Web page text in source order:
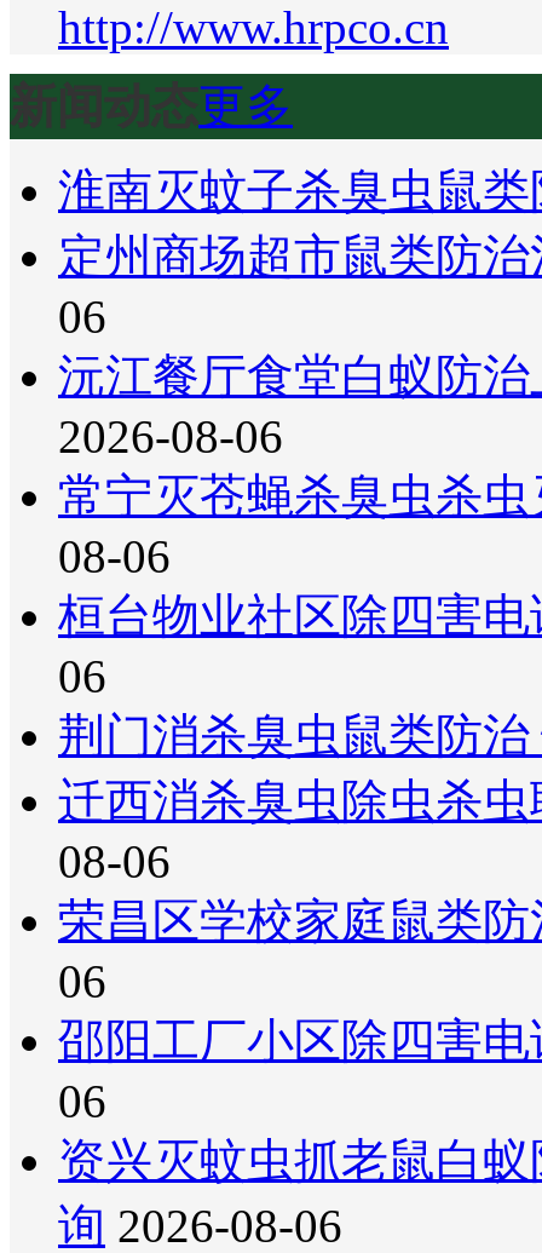
http://www.hrpco.cn
新闻动态更多
淮南灭蚊子杀臭虫鼠
定州商场超市鼠类防
06
沅江餐厅食堂白蚁防
2026-08-06
常宁灭苍蝇杀臭虫杀
08-06
桓台物业社区除四害
06
荆门消杀臭虫鼠类防
迁西消杀臭虫除虫杀
08-06
荣昌区学校家庭鼠类
06
邵阳工厂小区除四害
06
资兴灭蚊虫抓老鼠白
询 2026-08-06